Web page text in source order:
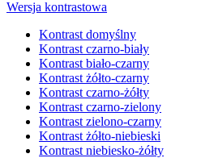
Wersja kontrastowa
Kontrast domyślny
Kontrast czarno-biały
Kontrast biało-czarny
Kontrast żółto-czarny
Kontrast czarno-żółty
Kontrast czarno-zielony
Kontrast zielono-czarny
Kontrast żółto-niebieski
Kontrast niebiesko-żółty